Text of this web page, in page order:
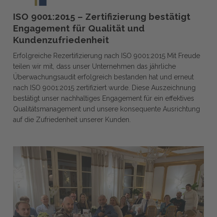
ISO
9001:2015
–
Zertifizierung
bestätigt
Engagement
für
Qualität
und
Kundenzufriedenheit
ISO 9001:2015 – Zertifizierung bestätigt
Engagement für Qualität und
Kundenzufriedenheit
Erfolgreiche Rezertifizierung nach ISO 9001:2015 Mit Freude
teilen wir mit, dass unser Unternehmen das jährliche
Überwachungsaudit erfolgreich bestanden hat und erneut
nach ISO 9001:2015 zertifiziert wurde. Diese Auszeichnung
bestätigt unser nachhaltiges Engagement für ein effektives
Qualitätsmanagement und unsere konsequente Ausrichtung
auf die Zufriedenheit unserer Kunden.
Weihnachtsfeier
und
Familie